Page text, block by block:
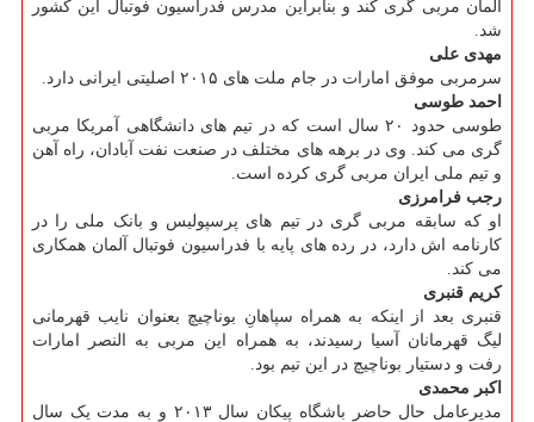
آلمان مربی گری کند و بنابراین مدرس فدراسیون فوتبال این کشور
شد.
مهدی علی
سرمربی موفق امارات در جام ملت های ۲۰۱۵ اصلیتی ایرانی دارد.
احمد طوسی
طوسی حدود ۲۰ سال است که در تیم های دانشگاهی آمریکا مربی
گری می کند. وی در برهه های مختلف در صنعت نفت آبادان، راه آهن
و تیم ملی ایران مربی گری کرده است.
رجب فرامرزی
او که سابقه مربی گری در تیم های پرسپولیس و بانک ملی را در
کارنامه اش دارد، در رده های پایه با فدراسیون فوتبال آلمان همکاری
می کند.
کریم قنبری
قنبری بعد از اینکه به همراه سپاهانِ بوناچیچ بعنوان نایب قهرمانی
لیگ قهرمانان آسیا رسیدند، به همراه این مربی به النصر امارات
رفت و دستیار بوناچیچ در این تیم بود.
اکبر محمدی
مدیرعامل حال حاضر باشگاه پیکان سال ۲۰۱۳ و به مدت یک سال